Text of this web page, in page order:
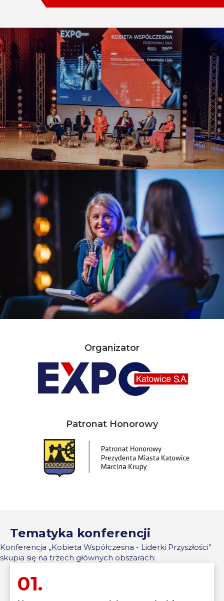
Organizator
Patronat Honorowy
Tematyka konferencji
Konferencja „Kobieta Współczesna - Liderki Przyszłości”
skupia się na trzech głównych obszarach:
01.